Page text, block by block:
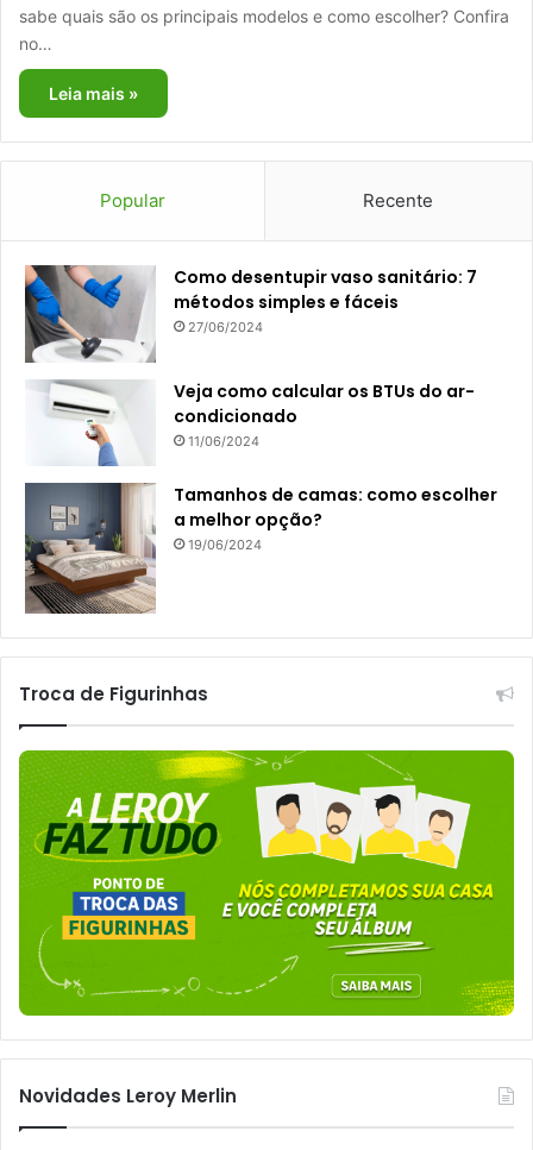
sabe quais são os principais modelos e como escolher? Confira
no…
Leia mais »
Popular Recente
Como desentupir vaso sanitário: 7
métodos simples e fáceis
27/06/2024
Veja como calcular os BTUs do ar-
condicionado
11/06/2024
Tamanhos de camas: como escolher
a melhor opção?
19/06/2024
Troca de Figurinhas
Novidades Leroy Merlin